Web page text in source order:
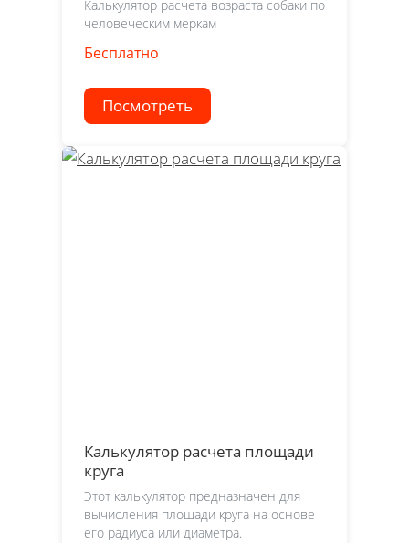
Калькулятор расчета возраста собаки по
человеческим меркам
Бесплатно
Посмотреть
Калькулятор расчета площади
круга
Этот калькулятор предназначен для
вычисления площади круга на основе
его радиуса или диаметра.